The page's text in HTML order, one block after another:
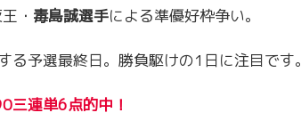
・ 毒島誠選手による準優好枠争い。
予選最終日。勝負駆けの1日に注目です。
連単6点的中！